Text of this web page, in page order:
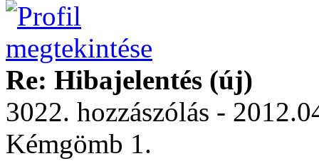
Re: Hibajelentés (új)
3022. hozzászólás -
Kémgömb 1.